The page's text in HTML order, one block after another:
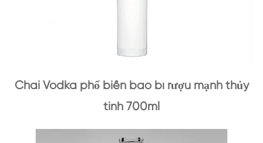
Chai Vodka phổ biến bao bì rượu mạnh thủy
tinh 700ml